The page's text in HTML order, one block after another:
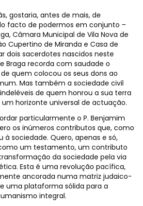
gostaria, antes de mais, de
facto de podermos em conjunto –
Câmara Municipal de Vila Nova de
Cupertino de Miranda e Casa de
dois sacerdotes nascidos neste
Braga recorda com saudade o
quem colocou os seus dons ao
Mas também a sociedade civil
de quem honrou a sua terra
horizonte universal de actuação.
particularmente o P. Benjamim
os inúmeros contributos que, como
sociedade. Quero, apenas e só,
um testamento, um contributo
da sociedade pela via
Esta é uma revolução pacífica,
ancorada numa matriz judaico-
uma plataforma sólida para a
integral.